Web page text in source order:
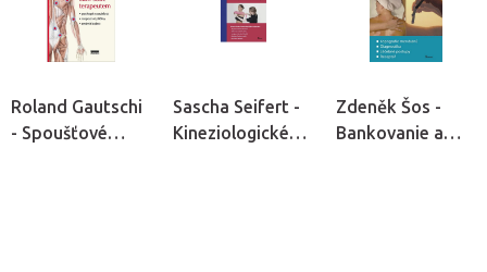
Roland Gautschi
- Spoušťové
Sascha Seifert -
Kineziologické
Zdeněk Šos -
Bankovanie a